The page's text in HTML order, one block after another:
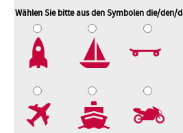
Wählen Sie bitte aus den Symbolen die/den/